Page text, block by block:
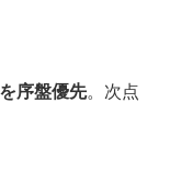
序盤優先。次点